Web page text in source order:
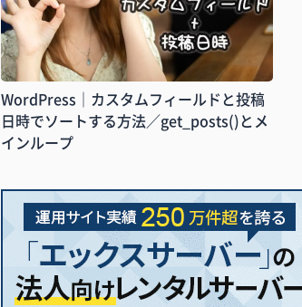
WordPress｜カスタムフィールドと投稿
日時でソートする方法／get_posts()とメ
インループ